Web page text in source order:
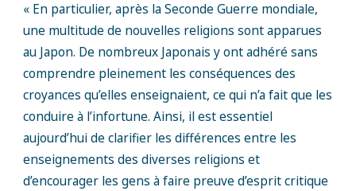
« En particulier, après la Seconde Guerre mondiale,
une multitude de nouvelles religions sont apparues
au Japon. De nombreux Japonais y ont adhéré sans
comprendre pleinement les conséquences des
croyances qu’elles enseignaient, ce qui n’a fait que les
conduire à l’infortune. Ainsi, il est essentiel
aujourd’hui de clarifier les différences entre les
enseignements des diverses religions et
d’encourager les gens à faire preuve d’esprit critique